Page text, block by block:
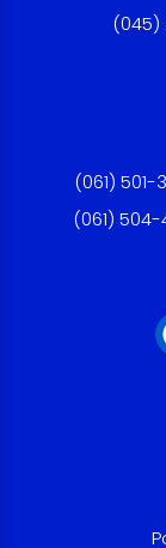
(045)
(061)
(061)